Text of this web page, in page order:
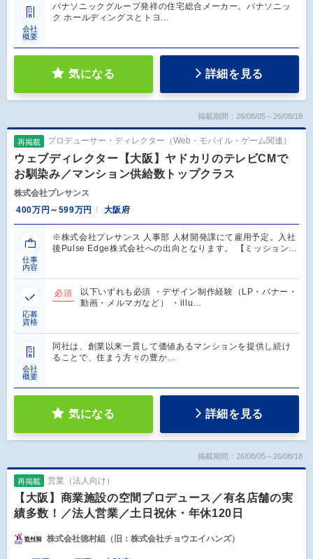
会社
概要
パナソニックグループ発祥の住宅総合メーカー。パナソニッ
ク ホールディングスとトヨ…
気になる 詳細を見る
掲載期間：26/08/05～26/08/18
再掲載 プロデューサー・ディレクター（Web・モバイル・ゲーム関連）
ウェブディレクター【大阪】ヤドカリのテレビCMで
お馴染み／マンション供給数トップクラス
株式会社プレサンス
400万円～599万円
大阪府
仕事
内容
※株式会社プレサンス 人事部 人材開発課にて雇用予定。入社
後Pulse Edge株式会社への出向となります。 【ミッション…
応募
資格
必須
以下いずれも必須 ・デザイン制作経験（LP・バナー・
動画・メルマガなど） ・illu…
会社
概要
同社は、創業以来一貫して価値あるマンションを提供し続け
ることで、住まう方々の豊か…
気になる 詳細を見る
掲載期間：26/08/05～26/08/18
再掲載 営業（法人向け）
【大阪】商業施設の空間プロデュース／有名店舗の実
績多数！／法人営業／土日祝休・年休120日
株式会社徳村組（旧：株式会社チョウエイハンズ）